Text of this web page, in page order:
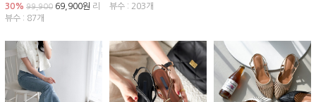
30% 99,900 69,900원 리
뷰수 : 87개
뷰수 : 203개